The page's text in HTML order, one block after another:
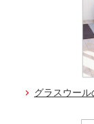
グラスウール